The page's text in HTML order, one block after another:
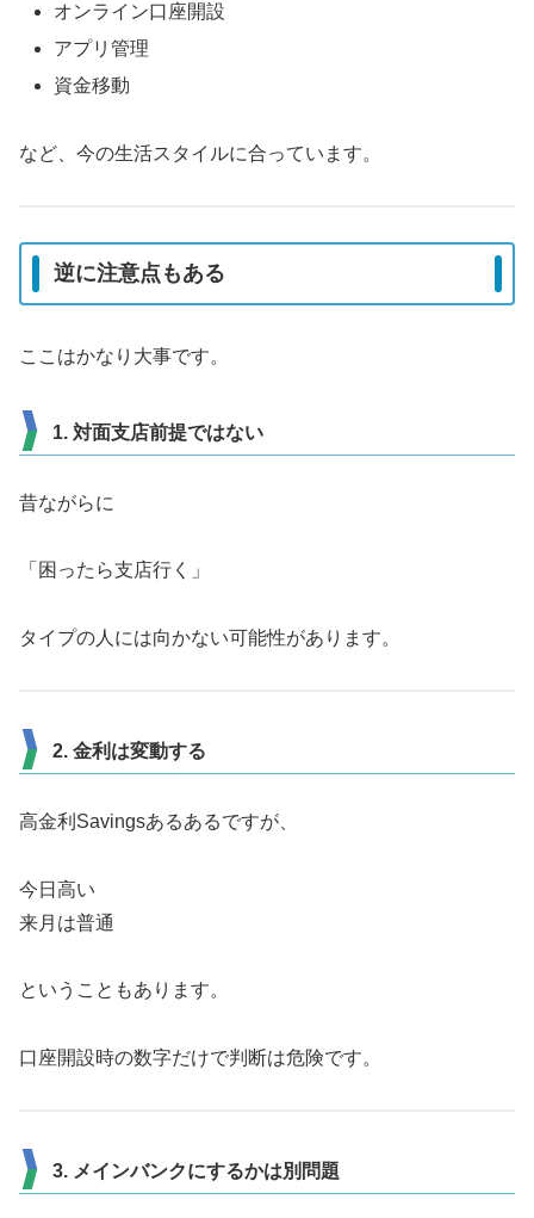
オンライン口座開設
アプリ管理
資金移動
など、今の生活スタイルに合っています。
逆に注意点もある
ここはかなり大事です。
1. 対面支店前提ではない
昔ながらに
「困ったら支店行く」
タイプの人には向かない可能性があります。
2. 金利は変動する
高金利Savingsあるあるですが、
今日高い
来月は普通
ということもあります。
口座開設時の数字だけで判断は危険です。
3. メインバンクにするかは別問題